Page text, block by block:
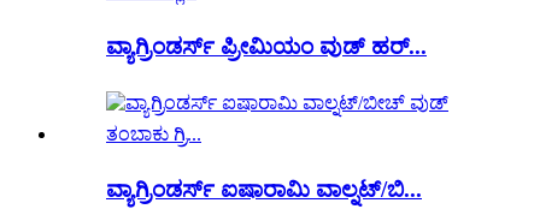
ವ್ಯಾಗ್ರಿಂಡರ್ಸ್ ಪ್ರೀಮಿಯಂ ವುಡ್ ಹರ್...
ವ್ಯಾಗ್ರಿಂಡರ್ಸ್ ಐಷಾರಾಮಿ ವಾಲ್ನಟ್/ಬಿ...